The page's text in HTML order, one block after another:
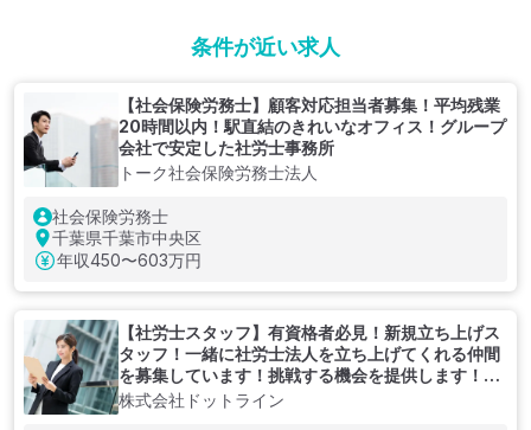
条件が近い求人
【社会保険労務士】顧客対応担当者募集！平均残業
20時間以内！駅直結のきれいなオフィス！グループ
会社で安定した社労士事務所
トーク社会保険労務士法人
社会保険労務士
千葉県千葉市中央区
年収450〜603万円
【社労士スタッフ】有資格者必見！新規立ち上げス
タッフ！一緒に社労士法人を立ち上げてくれる仲間
を募集しています！挑戦する機会を提供します！キ
ャリアアップを提供できる社会保険労務士
株式会社ドットライン